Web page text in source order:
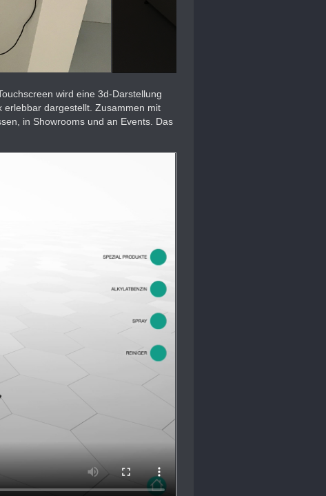
wird eine 3d-Darstellung
erlebbar dargestellt. Zusammen mit
in Showrooms und an Events. Das